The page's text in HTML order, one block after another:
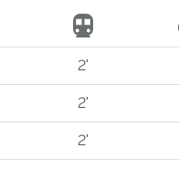
2'
2'
2'